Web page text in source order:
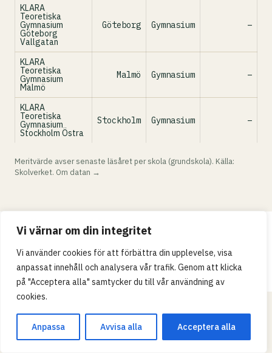
Vi värnar om din integritet
Vi använder cookies för att förbättra din upplevelse, visa
anpassat innehåll och analysera vår trafik. Genom att klicka
på "Acceptera alla" samtycker du till vår användning av
cookies.
Anpassa Avvisa alla Acceptera alla
KLARA
Teoretiska
Gymnasium
Göteborg
Vallgatan
Göteborg Gymnasium –
KLARA
Teoretiska
Gymnasium
Malmö
Malmö Gymnasium –
KLARA
Teoretiska
Gymnasium
Stockholm Östra
Stockholm Gymnasium –
Meritvärde avser senaste läsåret per skola (grundskola). Källa:
Skolverket. Om datan →
Integritetspolicy
© 2026 Skollistan.se · Umpteenth Media · Kivra:
559183-3313 · S-106 31 Stockholm, Sweden